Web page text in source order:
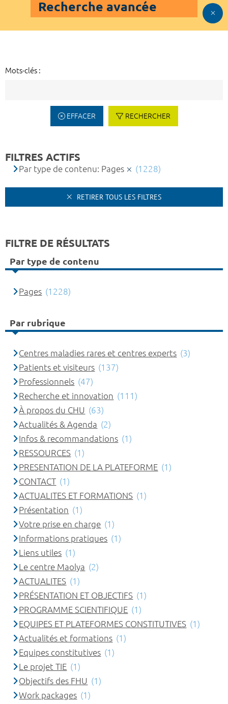
Recherche avancée
Mots-clés :
EFFACER RECHERCHER
FILTRES ACTIFS
Par type de contenu: Pages (1228)
RETIRER TOUS LES FILTRES
FILTRE DE RÉSULTATS
Par type de contenu
Pages (1228)
Par rubrique
Centres maladies rares et centres experts (3)
Patients et visiteurs (137)
Professionnels (47)
Recherche et innovation (111)
À propos du CHU (63)
Actualités & Agenda (2)
Infos & recommandations (1)
RESSOURCES (1)
PRESENTATION DE LA PLATEFORME (1)
CONTACT (1)
ACTUALITES ET FORMATIONS (1)
Présentation (1)
Votre prise en charge (1)
Informations pratiques (1)
Liens utiles (1)
Le centre Maolya (2)
ACTUALITES (1)
PRÉSENTATION ET OBJECTIFS (1)
PROGRAMME SCIENTIFIQUE (1)
EQUIPES ET PLATEFORMES CONSTITUTIVES (1)
Actualités et formations (1)
Equipes constitutives (1)
Le projet TIE (1)
Objectifs des FHU (1)
Work packages (1)